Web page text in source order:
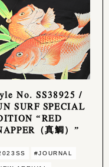
No. SS38925 /
SURF SPECIAL
“RED
（真鯛）”
#JOURNAL